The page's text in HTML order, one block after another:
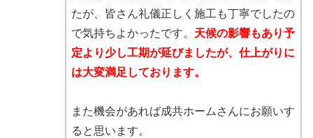
たが、皆さん礼儀正しく施工も丁寧でしたの
で気持ちよかったです。 天候の影響もあり予
定より少し工期が延びましたが、仕上がりに
は大変満足しております。
また機会があれば成共ホームさんにお願いす
ると思います。